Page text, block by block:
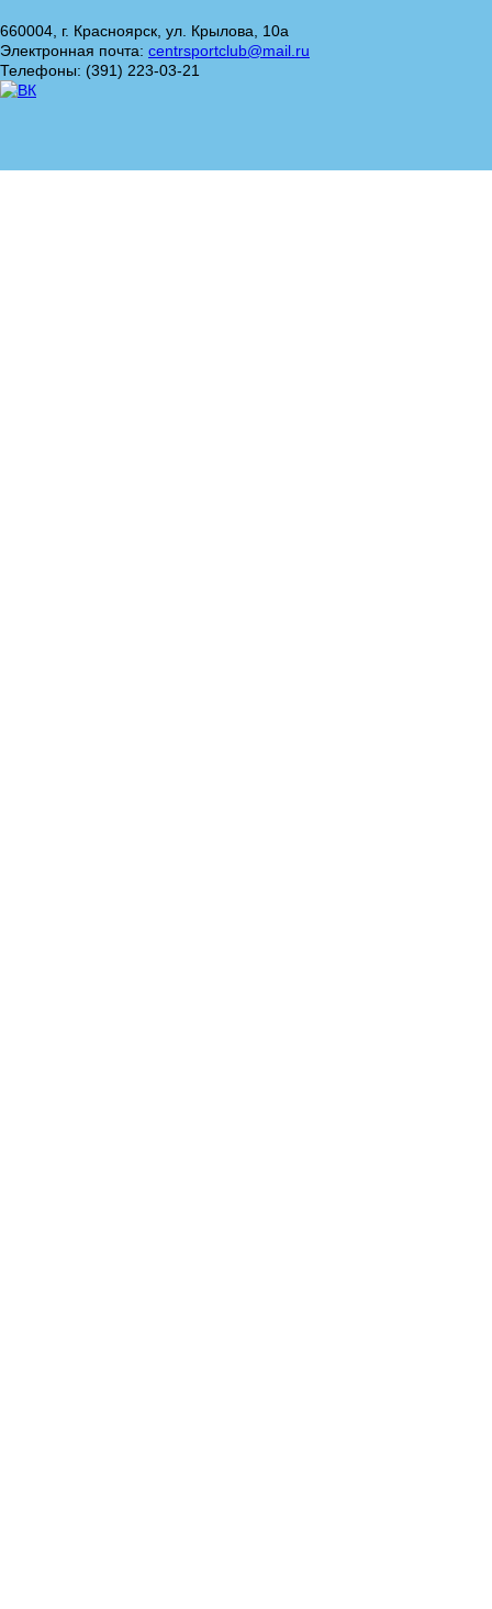
660004, г. Красноярск, ул. Крылова, 10а
Электронная почта: centrsportclub@mail.ru
Телефоны: (391) 223-03-21